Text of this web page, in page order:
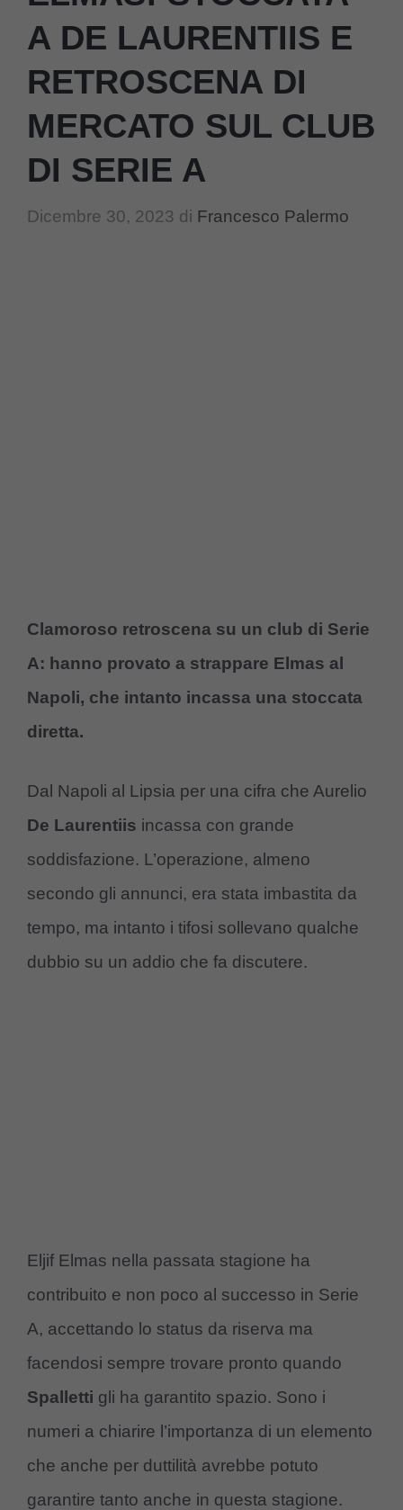
A DE LAURENTIIS E
RETROSCENA DI
MERCATO SUL CLUB
DI SERIE A
Dicembre 30, 2023 di Francesco Palermo
Clamoroso retroscena su un club di Serie
A: hanno provato a strappare Elmas al
Napoli, che intanto incassa una stoccata
diretta.
Dal Napoli al Lipsia per una cifra che Aurelio
De Laurentiis incassa con grande
soddisfazione. L’operazione, almeno
secondo gli annunci, era stata imbastita da
tempo, ma intanto i tifosi sollevano qualche
dubbio su un addio che fa discutere.
Eljif Elmas nella passata stagione ha
contribuito e non poco al successo in Serie
A, accettando lo status da riserva ma
facendosi sempre trovare pronto quando
Spalletti gli ha garantito spazio. Sono i
numeri a chiarire l’importanza di un elemento
che anche per duttilità avrebbe potuto
garantire tanto anche in questa stagione.